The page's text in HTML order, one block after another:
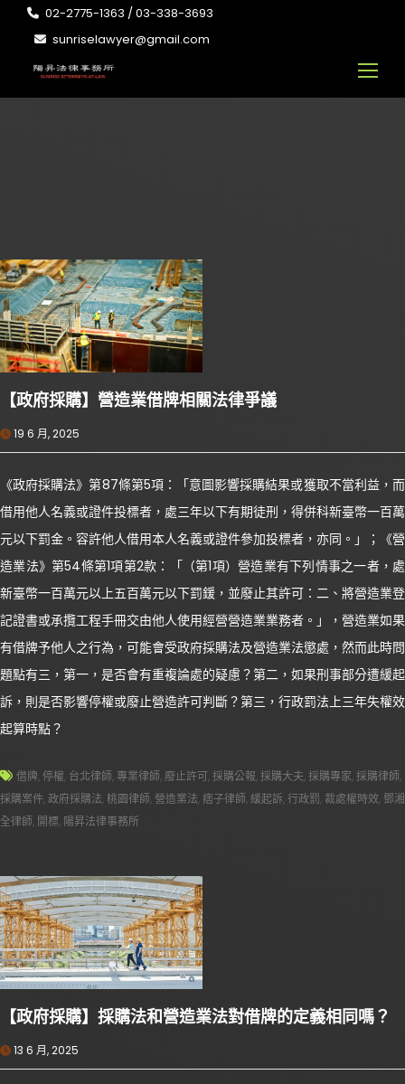
02-2775-1363 / 03-338-3693
sunriselawyer@gmail.com
【政府採購】營造業借牌相關法律爭議
19 6 月, 2025
《政府採購法》第87條第5項：「意圖影響採購結果或獲取不當利益，而
借用他人名義或證件投標者，處三年以下有期徒刑，得併科新臺幣一百萬
元以下罰金。容許他人借用本人名義或證件參加投標者，亦同。」；《營
造業法》第54條第1項第2款：「（第1項）營造業有下列情事之一者，處
新臺幣一百萬元以上五百萬元以下罰鍰，並廢止其許可：二、將營造業登
記證書或承攬工程手冊交由他人使用經營營造業業務者。」，營造業如果
有借牌予他人之行為，可能會受政府採購法及營造業法懲處，然而此時問
題點有三，第一，是否會有重複論處的疑慮？第二，如果刑事部分遭緩起
訴，則是否影響停權或廢止營造許可判斷？第三，行政罰法上三年失權效
起算時點？
借牌,停權, 台北律師, 專業律師, 廢止許可,採購公報,採購大夫,採購專家,採購律師,
採購案件,政府採購法,桃園律師, 營造業法, 痞子律師,緩起訴,行政罰, 裁處權時效, 鄧湘
全律師, 開標, 陽昇法律事務所
【政府採購】採購法和營造業法對借牌的定義相同嗎？
13 6 月, 2025